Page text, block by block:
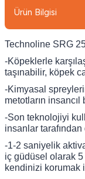
Ürün Bilgisi
Technoline SRG
-Köpeklerle
taşınabilir, köpek
-Kimyasal
metotların
-Son teknolojiyi
insanlar
-1-2 saniyelik
iç güdüsel olarak
kendinizi korumak